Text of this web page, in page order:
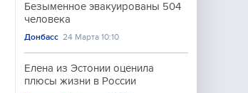
Безыменное эвакуированы 504
человека
Донбасс 24 Марта 10:10
Елена из Эстонии оценила
плюсы жизни в России